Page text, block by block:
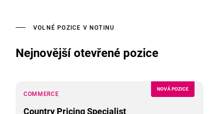
VOLNÉ POZICE V NOTINU
Nejnovější otevřené pozice
NOVÁ POZICE
COMMERCE
Country Pricing Specialist